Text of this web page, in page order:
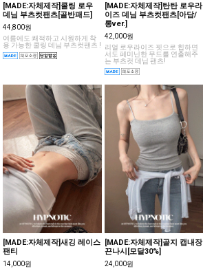
[MADE:자체제작]쿨링 로우
데님 부츠컷팬츠[골반패드]
44,800원
여름에도 쾌적하고 시원하게 착
용 가능한 쿨링 데님 부츠컷팬츠 !
[MADE:자체제작]탄탄 로우라
이즈 데님 부츠컷팬츠[아담/
롱ver.]
42,000원
리얼 로우라이즈 핏으로 힙하면
서도 페미닌한 무드를 연출해주
는 부츠컷 데님 팬츠!
[MADE:자체제작]새깅 레이스
팬티
14,000원
[MADE:자체제작]골지 캡내장
끈나시[모달30%]
24,000원